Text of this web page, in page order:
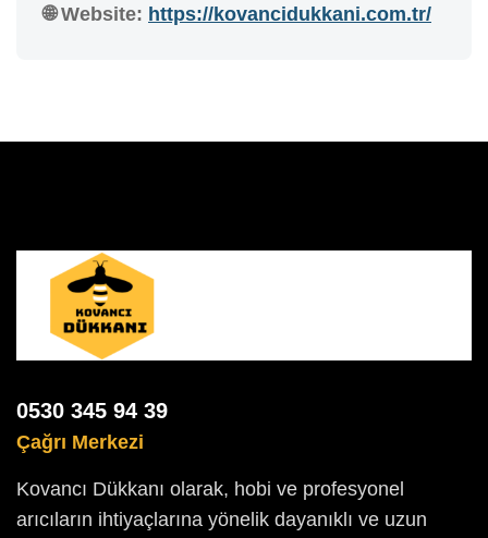
🌐 Website: https://kovancidukkani.com.tr/
0530 345 94 39
Çağrı Merkezi
Kovancı Dükkanı olarak, hobi ve profesyonel
arıcıların ihtiyaçlarına yönelik dayanıklı ve uzun